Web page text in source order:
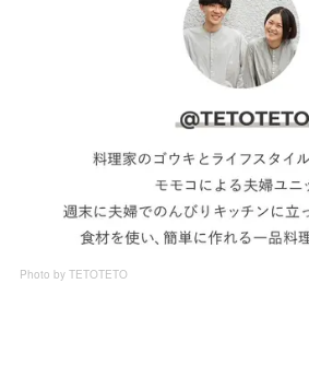
Photo by TETOTETO